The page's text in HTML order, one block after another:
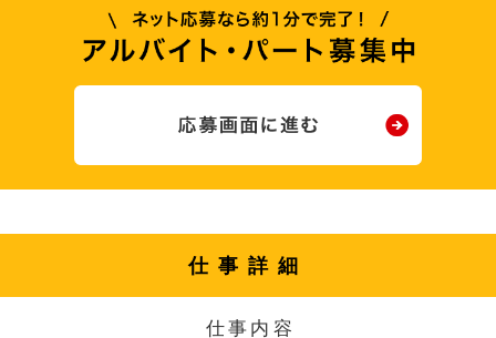
仕事詳細
仕事内容